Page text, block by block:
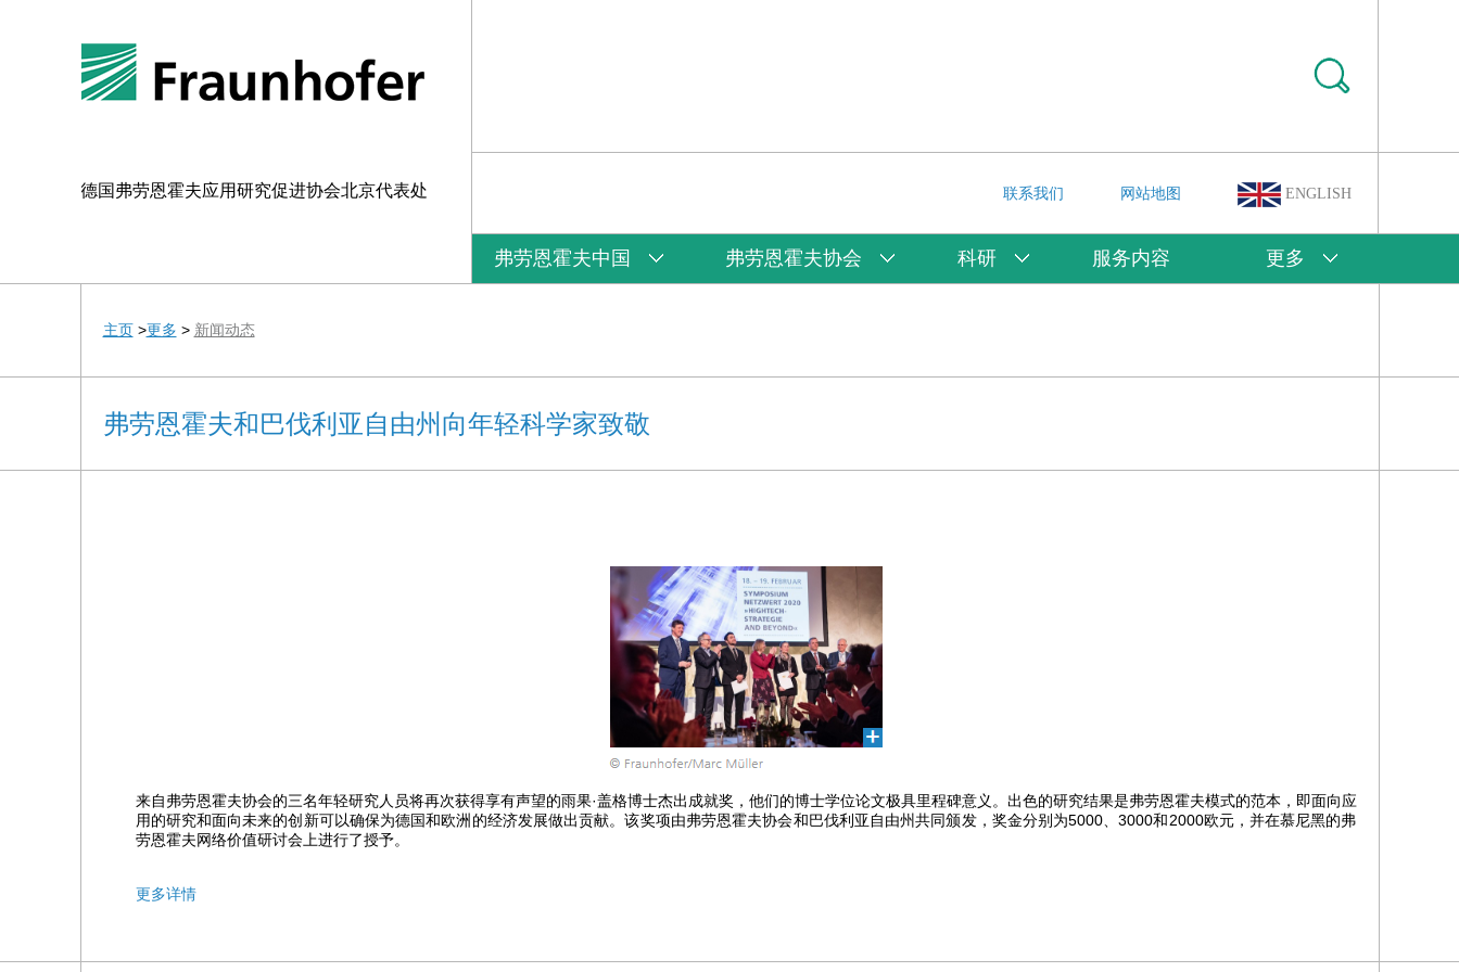
德国弗劳恩霍夫应用研究促进协会北京代表处 联系我们 网站地图 ENGLISH
弗劳恩霍夫中国 弗劳恩霍夫协会 科研 服务内容 更多
主页>更多 > 新闻动态
弗劳恩霍夫和巴伐利亚自由州向年轻科学家致敬
来自弗劳恩霍夫协会的三名年轻研究人员将再次获得享有声望的雨果·盖格博士杰出成就奖，他们的博士学位论文极具里程碑意义。出色的研究结果是弗劳恩霍夫模式的范本，即面向应
用的研究和面向未来的创新可以确保为德国和欧洲的经济发展做出贡献。该奖项由弗劳恩霍夫协会和巴伐利亚自由州共同颁发，奖金分别为5000、3000和2000欧元，并在慕尼黑的弗
劳恩霍夫网络价值研讨会上进行了授予。
更多详情